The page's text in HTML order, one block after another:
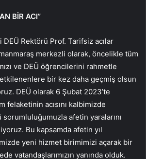
BİR ACI”
Rektörü Prof. Tarifsiz acılar
merkezli olarak, öncelikle tüm
ve DEÜ öğrencilerini rahmetle
bir kez daha geçmiş olsun
DEÜ olarak 6 Şubat 2023’te
felaketinin acısını kalbimizde
sorumluluğumuzla afetin yaralarını
Bu kapsamda afetin yıl
yeni hizmet birimimizi açarak bir
vatandaşlarımızın yanında olduk.